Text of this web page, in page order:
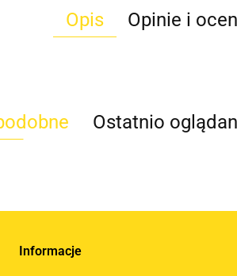
Opis Opinie i
Ostatnio
Informacje